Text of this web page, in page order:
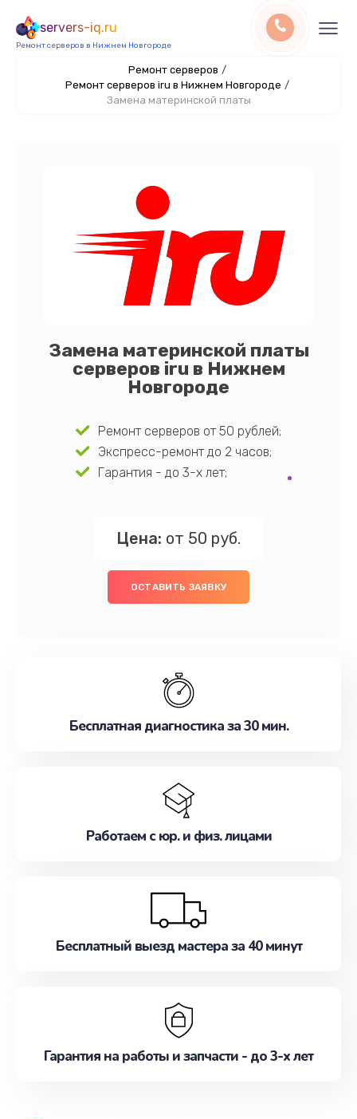
servers-iq.ru
Ремонт серверов в Нижнем Новгороде
Ремонт серверов /
Ремонт серверов iru в Нижнем Новгороде /
Замена материнской платы
Замена материнской платы
серверов iru в Нижнем
Новгороде
Ремонт серверов от 50 рублей;
Экспресс-ремонт до 2 часов;
Гарантия - до 3-х лет;
Цена: от 50 руб.
ОСТАВИТЬ ЗАЯВКУ
Бесплатная диагностика за 30 мин.
Работаем с юр. и физ. лицами
Бесплатный выезд мастера за 40 минут
Гарантия на работы и запчасти - до 3-х лет